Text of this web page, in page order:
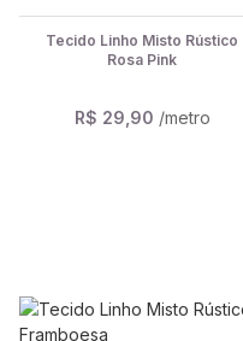
Tecido Linho Misto Rústico
Rosa Pink
R$ 29,90 /metro